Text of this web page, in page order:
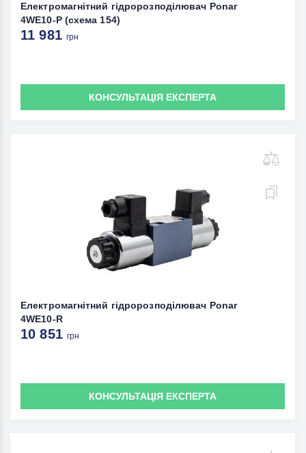
Електромагнітний гідророзподілювач Ponar
4WE10-P (схема 154)
11 981грн
КОНСУЛЬТАЦІЯ ЕКСПЕРТА
Електромагнітний гідророзподілювач Ponar
4WE10-R
10 851грн
КОНСУЛЬТАЦІЯ ЕКСПЕРТА